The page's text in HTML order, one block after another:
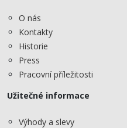
O nás
Kontakty
Historie
Press
Pracovní příležitosti
Užitečné informace
Výhody a slevy